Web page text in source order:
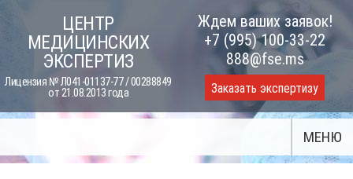
content
ЦЕНТР
МЕДИЦИНСКИХ
ЭКСПЕРТИЗ
Лицензия № Л041-01137-77 / 00288849
от 21.08.2013 года
Ждем ваших заявок!
+7 (995) 100-33-22
888@fse.ms
Заказать экспертизу
МЕНЮ